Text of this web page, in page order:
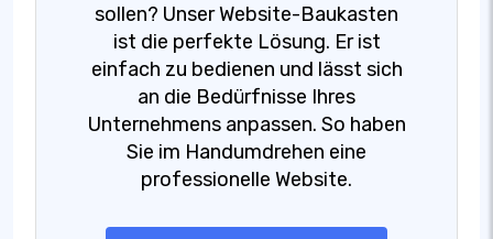
sollen? Unser Website-Baukasten
ist die perfekte Lösung. Er ist
einfach zu bedienen und lässt sich
an die Bedürfnisse Ihres
Unternehmens anpassen. So haben
Sie im Handumdrehen eine
professionelle Website.